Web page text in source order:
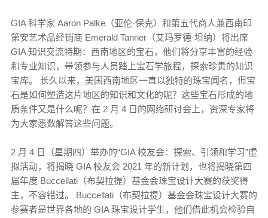
GIA 科学家 Aaron Palke（亚伦·保克）和第五代商人兼西南印
第安艺术品经销商 Emerald Tanner（艾玛罗德·坦纳）将出席
GIA 知识交流特期：西南地区的宝石，他们将分享丰富的经验
和专业知识，带领参与人员踏上宝石学旅程，探索珍贵的知识
宝库。 长久以来，美国西南地区一直以独特的珠宝闻名，但宝
石是如何塑造这片地区的知识和文化的呢？这些宝石形成的地
质条件又是什么呢？在 2 月 4 日的网络研讨会上，资深专家将
为大家悉数解答这些问题。
2 月 4 日（星期四）举办的“GIA 校友会：探索、引领和学习”虚
拟活动，将揭晓 GIA 校友会 2021 年的新计划，也将揭晓第四
届年度 Buccellati（布契拉提）基金会珠宝设计大赛的获奖得
主，不容错过。 Buccellati（布契拉提）基金会珠宝设计大赛的
参赛者是世界各地的 GIA 珠宝设计学生，他们借此机会检验自